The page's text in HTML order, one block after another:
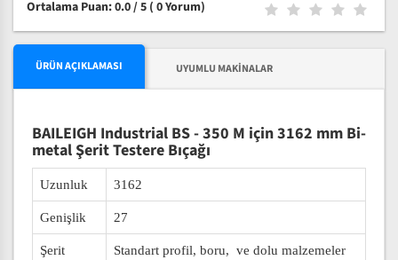
Ortalama Puan: 0.0 / 5 ( 0 Yorum)
ÜRÜN AÇIKLAMASI UYUMLU MAKINALAR
BAILEIGH Industrial BS - 350 M için 3162 mm Bi-
metal Şerit Testere Bıçağı
Uzunluk 3162
Genişlik 27
Şerit
Standart profil, boru, ve dolu malzemeler